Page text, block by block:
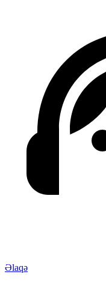
Əlaqə